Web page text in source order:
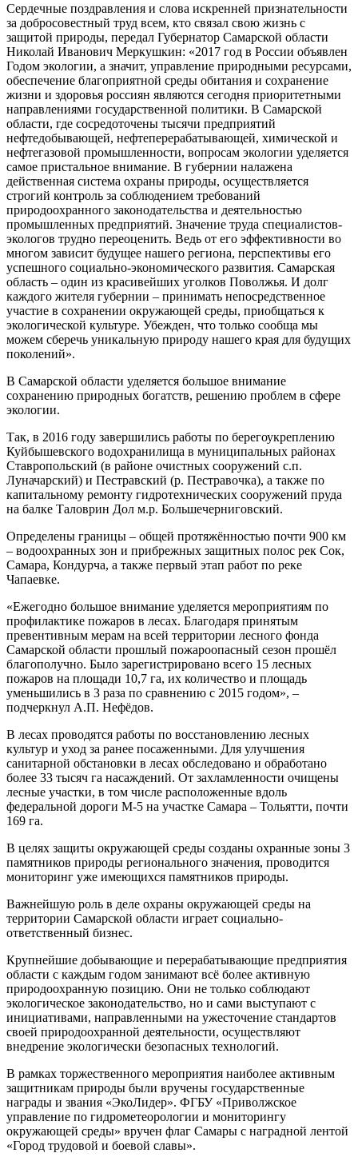
Сердечные поздравления и слова искренней признательности
за добросовестный труд всем, кто связал свою жизнь с
защитой природы, передал Губернатор Самарской области
Николай Иванович Меркушкин: «2017 год в России объявлен
Годом экологии, а значит, управление природными ресурсами,
обеспечение благоприятной среды обитания и сохранение
жизни и здоровья россиян являются сегодня приоритетными
направлениями государственной политики. В Самарской
области, где сосредоточены тысячи предприятий
нефтедобывающей, нефтеперерабатывающей, химической и
нефтегазовой промышленности, вопросам экологии уделяется
самое пристальное внимание. В губернии налажена
действенная система охраны природы, осуществляется
строгий контроль за соблюдением требований
природоохранного законодательства и деятельностью
промышленных предприятий. Значение труда специалистов-
экологов трудно переоценить. Ведь от его эффективности во
многом зависит будущее нашего региона, перспективы его
успешного социально-экономического развития. Самарская
область – один из красивейших уголков Поволжья. И долг
каждого жителя губернии – принимать непосредственное
участие в сохранении окружающей среды, приобщаться к
экологической культуре. Убежден, что только сообща мы
можем сберечь уникальную природу нашего края для будущих
поколений».
В Самарской области уделяется большое внимание
сохранению природных богатств, решению проблем в сфере
экологии.
Так, в 2016 году завершились работы по берегоукреплению
Куйбышевского водохранилища в муниципальных районах
Ставропольский (в районе очистных сооружений с.п.
Луначарский) и Пестравский (р. Пестравочка), а также по
капитальному ремонту гидротехнических сооружений пруда
на балке Таловрин Дол м.р. Большечерниговский.
Определены границы – общей протяжённостью почти 900 км
– водоохранных зон и прибрежных защитных полос рек Сок,
Самара, Кондурча, а также первый этап работ по реке
Чапаевке.
«Ежегодно большое внимание уделяется мероприятиям по
профилактике пожаров в лесах. Благодаря принятым
превентивным мерам на всей территории лесного фонда
Самарской области прошлый пожароопасный сезон прошёл
благополучно. Было зарегистрировано всего 15 лесных
пожаров на площади 10,7 га, их количество и площадь
уменьшились в 3 раза по сравнению с 2015 годом», –
подчеркнул А.П. Нефёдов.
В лесах проводятся работы по восстановлению лесных
культур и уход за ранее посаженными. Для улучшения
санитарной обстановки в лесах обследовано и обработано
более 33 тысяч га насаждений. От захламленности очищены
лесные участки, в том числе расположенные вдоль
федеральной дороги М-5 на участке Самара – Тольятти, почти
169 га.
В целях защиты окружающей среды созданы охранные зоны 3
памятников природы регионального значения, проводится
мониторинг уже имеющихся памятников природы.
Важнейшую роль в деле охраны окружающей среды на
территории Самарской области играет социально-
ответственный бизнес.
Крупнейшие добывающие и перерабатывающие предприятия
области с каждым годом занимают всё более активную
природоохранную позицию. Они не только соблюдают
экологическое законодательство, но и сами выступают с
инициативами, направленными на ужесточение стандартов
своей природоохранной деятельности, осуществляют
внедрение экологически безопасных технологий.
В рамках торжественного мероприятия наиболее активным
защитникам природы были вручены государственные
награды и звания «ЭкоЛидер». ФГБУ «Приволжское
управление по гидрометеорологии и мониторингу
окружающей среды» вручен флаг Самары с наградной лентой
«Город трудовой и боевой славы».